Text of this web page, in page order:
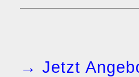
→ Jetzt